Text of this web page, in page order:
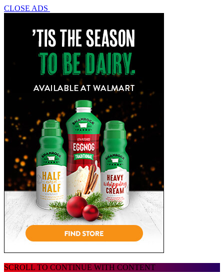
CLOSE ADS
SCROLL TO CONTINUE WITH CONTENT